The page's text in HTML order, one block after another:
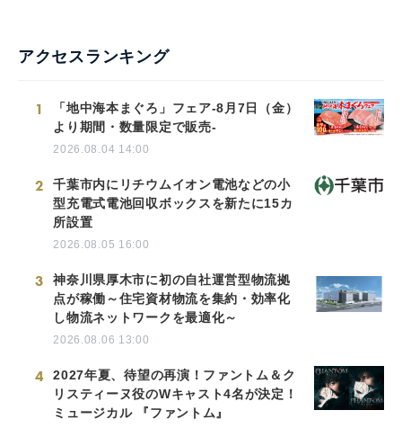
アクセスランキング
1
「地中海本まぐろ」フェア-8月7日（金）
より期間・数量限定で販売-
2026.08.04 14:00
2
千葉市内にリチウムイオン電池などの小
型充電式電池回収ボックスを新たに15カ
所設置
2026.08.05 16:00
3
神奈川県厚木市に初の自社運営型物流拠
点が稼働～住宅資材物流を集約・効率化
し物流ネットワークを最適化～
2026.08.06 13:00
4
2027年夏、待望の再演！ファントム＆ク
リスティーヌ役のWキャスト4名が決定！
ミュージカル 『ファントム』